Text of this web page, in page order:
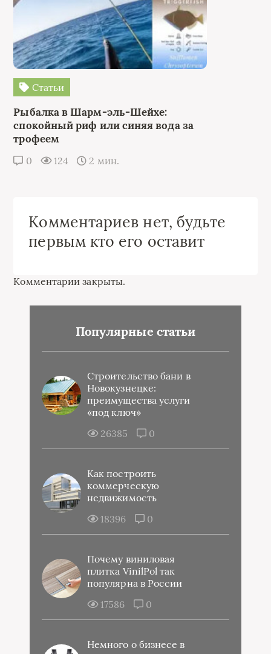
Статьи
Рыбалка в Шарм-эль-Шейхе:
спокойный риф или синяя вода за
трофеем
0 124 2 мин.
Комментариев нет, будьте
первым кто его оставит
Комментарии закрыты.
Популярные статьи
Строительство бани в
Новокузнецке:
преимущества услуги
«под ключ»
26385
0
Как построить
коммерческую
недвижимость
18396
0
Почему виниловая
плитка VinilPol так
популярна в России
17586
0
Немного о бизнесе в